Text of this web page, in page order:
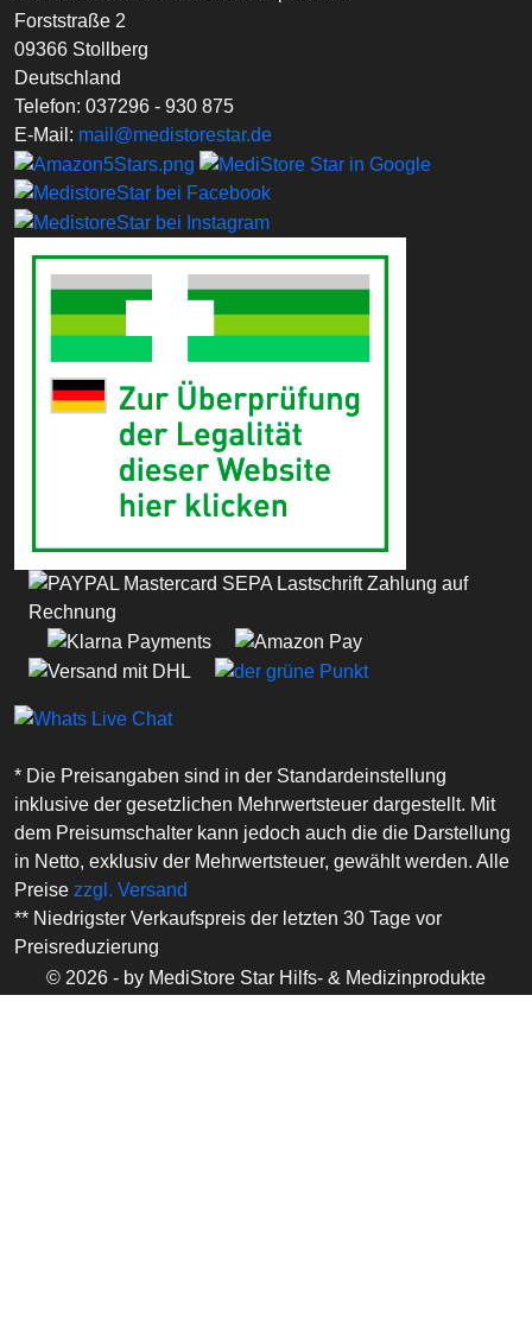
Forststraße 2
09366 Stollberg
Deutschland
Telefon: 037296 - 930 875
E-Mail: mail@medistorestar.de
* Die Preisangaben sind in der Standardeinstellung
inklusive der gesetzlichen Mehrwertsteuer dargestellt. Mit
dem Preisumschalter kann jedoch auch die die Darstellung
in Netto, exklusiv der Mehrwertsteuer, gewählt werden. Alle
Preise zzgl. Versand
** Niedrigster Verkaufspreis der letzten 30 Tage vor
Preisreduzierung
© 2026 - by MediStore Star Hilfs- & Medizinprodukte